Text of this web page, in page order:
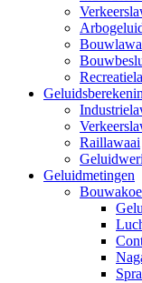
Raillawaai
Geluidmetingen